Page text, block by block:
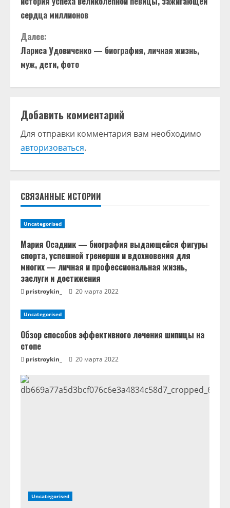
о
д
о
л
ж
и
т
ь
ч
т
е
н
и
е
сердца миллионов
Далее:
Лариса Удовиченко — биография, личная жизнь,
муж, дети, фото
Добавить комментарий
Для отправки комментария вам необходимо
авторизоваться.
СВЯЗАННЫЕ ИСТОРИИ
Uncategorised
Мария Осадник — биография выдающейся фигуры
спорта, успешной тренерши и вдохновения для
многих — личная и профессиональная жизнь,
заслуги и достижения
pristroykin_ 20 марта 2022
Uncategorised
Обзор способов эффективного лечения шипицы на
стопе
pristroykin_ 20 марта 2022
Uncategorised